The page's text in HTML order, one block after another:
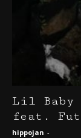
Lil Baby
feat.
hippojan -